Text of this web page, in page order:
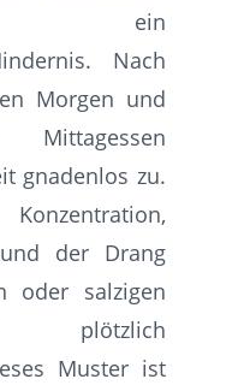
ein
Nach
Morgen und
Mittagessen
gnadenlos zu.
der Drang
oder salzigen
plötzlich
Muster ist